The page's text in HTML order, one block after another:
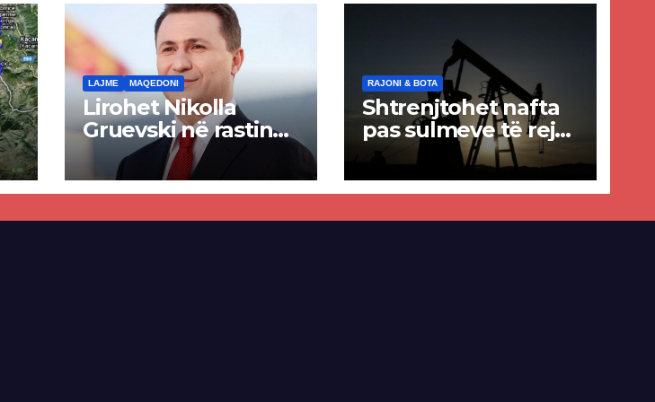
LAJME MAQEDONI
Lirohet Nikolla
Gruevski në rastin
“Talir 2”, gjykata
rrëzon akuzat për
ndërtimin e
paligjshëm të selisë
RAJONI & BOTA
Shtrenjtohet nafta
pas sulmeve të reja
SHBA–Iran